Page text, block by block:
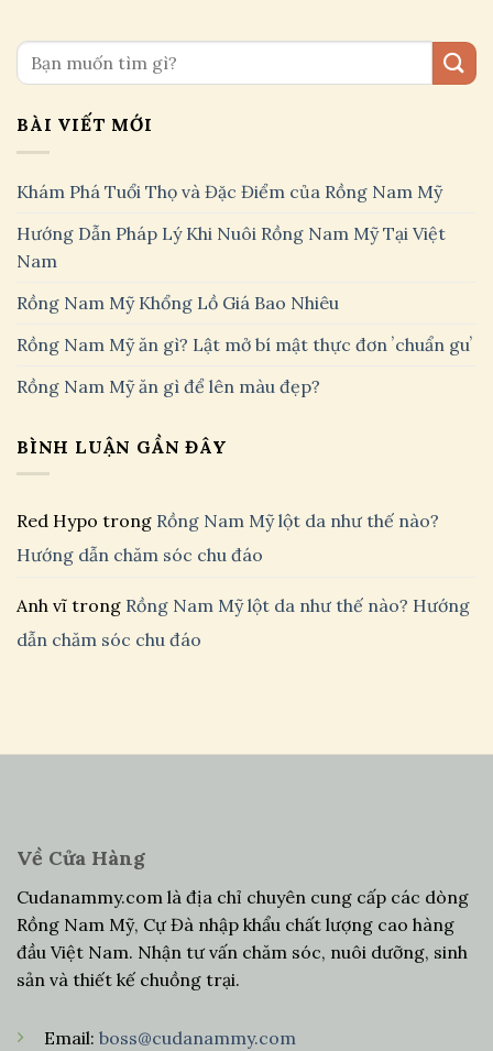
BÀI VIẾT MỚI
Khám Phá Tuổi Thọ và Đặc Điểm của Rồng Nam Mỹ
Hướng Dẫn Pháp Lý Khi Nuôi Rồng Nam Mỹ Tại Việt
Nam
Rồng Nam Mỹ Khổng Lồ Giá Bao Nhiêu
Rồng Nam Mỹ ăn gì? Lật mở bí mật thực đơn ʼchuẩn guʼ
Rồng Nam Mỹ ăn gì để lên màu đẹp?
BÌNH LUẬN GẦN ĐÂY
Red Hypo trong Rồng Nam Mỹ lột da như thế nào?
Hướng dẫn chăm sóc chu đáo
Anh vĩ trong Rồng Nam Mỹ lột da như thế nào? Hướng
dẫn chăm sóc chu đáo
Về Cửa Hàng
Cudanammy.com là địa chỉ chuyên cung cấp các dòng
Rồng Nam Mỹ, Cự Đà nhập khẩu chất lượng cao hàng
đầu Việt Nam. Nhận tư vấn chăm sóc, nuôi dưỡng, sinh
sản và thiết kế chuồng trại.
Email: boss@cudanammy.com